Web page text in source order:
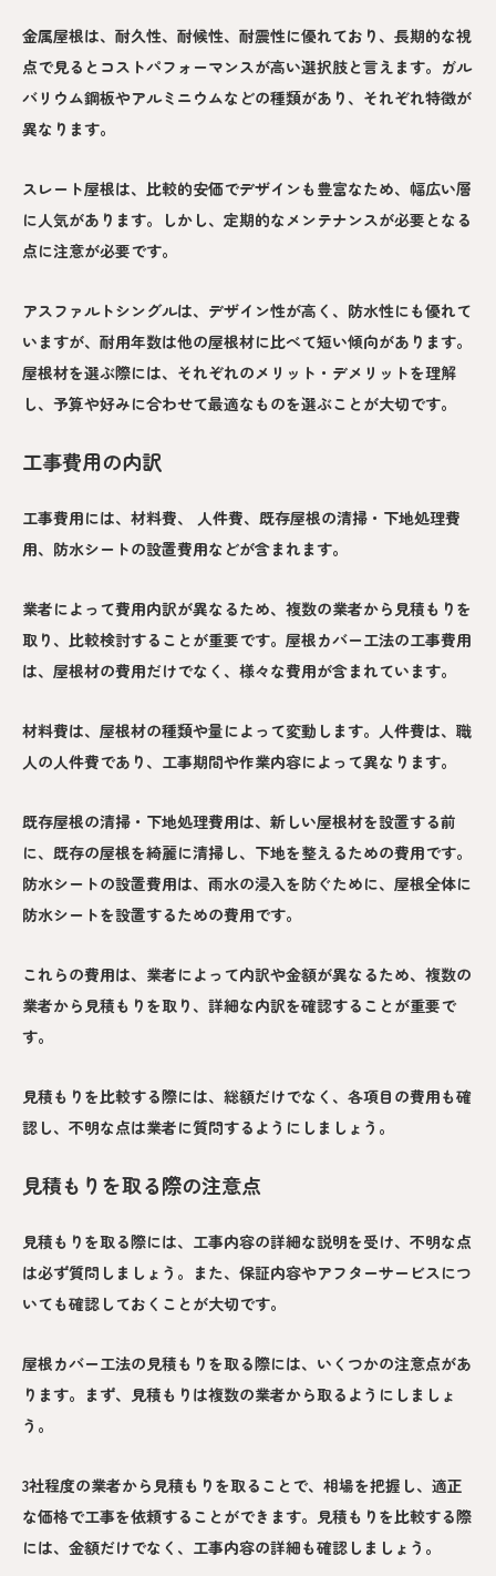
金属屋根は、耐久性、耐候性、耐震性に優れており、長期的な視
点で見るとコストパフォーマンスが高い選択肢と言えます。ガル
バリウム鋼板やアルミニウムなどの種類があり、それぞれ特徴が
異なります。
スレート屋根は、比較的安価でデザインも豊富なため、幅広い層
に人気があります。しかし、定期的なメンテナンスが必要となる
点に注意が必要です。
アスファルトシングルは、デザイン性が高く、防水性にも優れて
いますが、耐用年数は他の屋根材に比べて短い傾向があります。
屋根材を選ぶ際には、それぞれのメリット・デメリットを理解
し、予算や好みに合わせて最適なものを選ぶことが大切です。
工事費用の内訳
工事費用には、材料費、 人件費、既存屋根の清掃・下地処理費
用、防水シートの設置費用などが含まれます。
業者によって費用内訳が異なるため、複数の業者から見積もりを
取り、比較検討することが重要です。屋根カバー工法の工事費用
は、屋根材の費用だけでなく、様々な費用が含まれています。
材料費は、屋根材の種類や量によって変動します。人件費は、職
人の人件費であり、工事期間や作業内容によって異なります。
既存屋根の清掃・下地処理費用は、新しい屋根材を設置する前
に、既存の屋根を綺麗に清掃し、下地を整えるための費用です。
防水シートの設置費用は、雨水の浸入を防ぐために、屋根全体に
防水シートを設置するための費用です。
これらの費用は、業者によって内訳や金額が異なるため、複数の
業者から見積もりを取り、詳細な内訳を確認することが重要で
す。
見積もりを比較する際には、総額だけでなく、各項目の費用も確
認し、不明な点は業者に質問するようにしましょう。
見積もりを取る際の注意点
見積もりを取る際には、工事内容の詳細な説明を受け、不明な点
は必ず質問しましょう。また、保証内容やアフターサービスにつ
いても確認しておくことが大切です。
屋根カバー工法の見積もりを取る際には、いくつかの注意点があ
ります。まず、見積もりは複数の業者から取るようにしましょ
う。
3社程度の業者から見積もりを取ることで、相場を把握し、適正
な価格で工事を依頼することができます。見積もりを比較する際
には、金額だけでなく、工事内容の詳細も確認しましょう。